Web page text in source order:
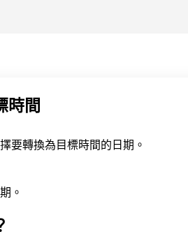
時間
要轉換為目標時間的日期。
。